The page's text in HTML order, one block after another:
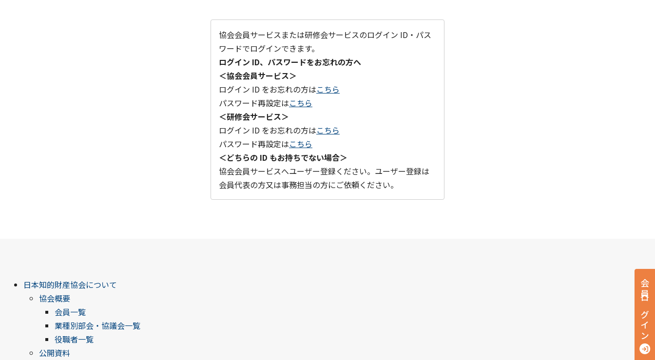
協会会員サービスまたは研修会サービスのログイン ID・パス
ワードでログインできます。
ログイン ID、パスワードをお忘れの方へ
＜協会会員サービス＞
ログイン ID をお忘れの方はこちら
パスワード再設定はこちら
＜研修会サービス＞
ログイン ID をお忘れの方はこちら
パスワード再設定はこちら
＜どちらの ID もお持ちでない場合＞
協会会員サービスへユーザー登録ください。ユーザー登録は
会員代表の方又は事務担当の方にご依頼ください。
会員ログイン
日本知的財産協会について
協会概要
会員一覧
業種別部会・協議会一覧
役職者一覧
公開資料